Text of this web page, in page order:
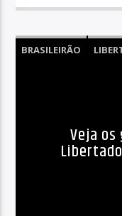
BRASILEIRÃO
Veja